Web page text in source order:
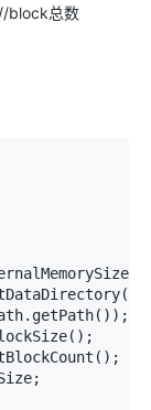
//block总数